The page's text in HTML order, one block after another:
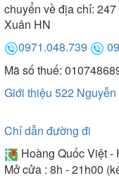
chuyển về địa chỉ:
Xuân HN
0971.048.739
Mã số thuế:
Giới thiệu 522
Chỉ dẫn đường đi
Hoàng Quốc Việt -
Mở cửa : 8h - 21h00